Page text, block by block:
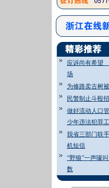
应诉尚有希望
场
为修路卖古树
民警制止斗殴
做好流动人口
少年违法犯罪
我省三部门联
机短信
“野狼”一声嚎
数